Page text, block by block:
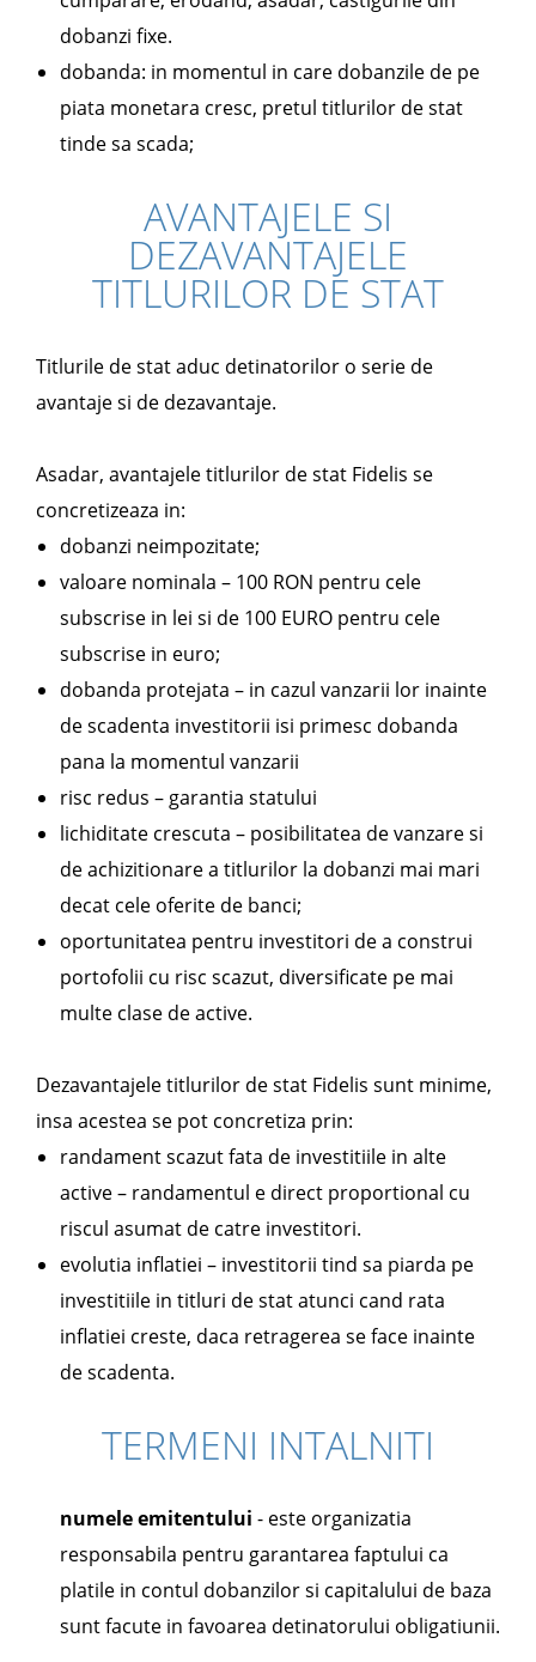
dobanzi fixe.
dobanda: in momentul in care dobanzile de pe
piata monetara cresc, pretul titlurilor de stat
tinde sa scada;
AVANTAJELE SI
DEZAVANTAJELE
TITLURILOR DE STAT
Titlurile de stat aduc detinatorilor o serie de
avantaje si de dezavantaje.
Asadar, avantajele titlurilor de stat Fidelis se
concretizeaza in:
dobanzi neimpozitate;
valoare nominala – 100 RON pentru cele
subscrise in lei si de 100 EURO pentru cele
subscrise in euro;
dobanda protejata – in cazul vanzarii lor inainte
de scadenta investitorii isi primesc dobanda
pana la momentul vanzarii
risc redus – garantia statului
lichiditate crescuta – posibilitatea de vanzare si
de achizitionare a titlurilor la dobanzi mai mari
decat cele oferite de banci;
oportunitatea pentru investitori de a construi
portofolii cu risc scazut, diversificate pe mai
multe clase de active.
Dezavantajele titlurilor de stat Fidelis sunt minime,
insa acestea se pot concretiza prin:
randament scazut fata de investitiile in alte
active – randamentul e direct proportional cu
riscul asumat de catre investitori.
evolutia inflatiei – investitorii tind sa piarda pe
investitiile in titluri de stat atunci cand rata
inflatiei creste, daca retragerea se face inainte
de scadenta.
TERMENI INTALNITI
numele emitentului - este organizatia
responsabila pentru garantarea faptului ca
platile in contul dobanzilor si capitalului de baza
sunt facute in favoarea detinatorului obligatiunii.